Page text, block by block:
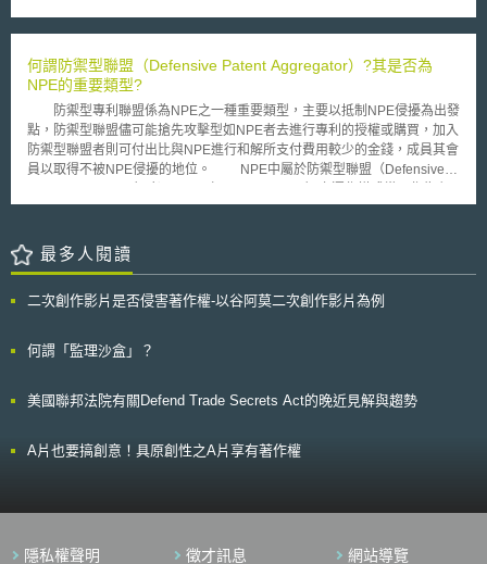
的規費減免優惠。 美國在此次修正其發明法的過程中，納入過去25年
儘管有這些不足之處，新通過的法案仍解決了舊法時期不合理之處。
地，日本企業看好將來在東南亞國家協會的業務發展。東南亞國家協會在
(AEC)2025綜合戰略行動計畫」，根據計畫內容，討論智慧財產權相關議
題。日本專利局藉此鼓勵日本企業於東南亞國家協會發展業務，並積極展開
與東南亞國家協會智慧財產權工作小組(AWGIPC)的合作。 二、結果概要
配合「東南亞國家協會2016-2025智慧財產權行動計畫」，日本與東南
亞國家協會共同確立了中、長期智慧財產權的合作方向： 更新並訂立專利
手冊(即專利審查指南)。 東協暨東亞經濟研究院(ERIA)共同研究與預測未來
在東南亞國家協會關於智慧財產權的申請數量並提出建議。 鼓勵簽署並加
支持並致力於與東南亞國家協會在智慧財產權上的保護。
何謂防禦型聯盟（Defensive Patent Aggregator）?其是否為
NPE的重要類型?
防禦型專利聯盟係為NPE之一種重要類型，主要以抵制NPE侵擾為出發
點，防禦型聯盟儘可能搶先攻擊型如NPE者去進行專利的授權或購買，加入
防禦型聯盟者則可付出比與NPE進行和解所支付費用較少的金錢，成員其會
員以取得不被NPE侵擾的地位。 NPE中屬於防禦型聯盟（Defensive
要類型化參考對象之一。RPX為上市公司，其主要核心業務在於「緩和其會
RPX所有專利之「授權」，而收費結構不當然等於獲取專利之成本之分攤，
以使會員已低於一般訴訟和解、或取得爭議專利等更為低的代價來防止被
盟策略，先行於其他NPE取得前那些潛在「危險性」的目標專利，甚至有可
禦以外，如其他非會員向會員起訴，會員也可以以RPX所有之專利進行反
動，實際每年繳交費用則可能依據RPX所取得的所有專利價值增加而上昇
業服務服務，得以較低的躉售價格取得專利（Syndicated Acquisitions），
最多人閱讀
二次創作影片是否侵害著作權-以谷阿莫二次創作影片為例
何謂「監理沙盒」？
美國聯邦法院有關Defend Trade Secrets Act的晚近見解與趨勢
A片也要搞創意！具原創性之A片享有著作權
隱私權聲明 徵才訊息 網站導覽